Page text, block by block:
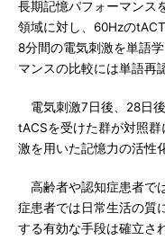
長期記憶パフォーマンス
領域に対し、60Hzの
8分間の電気刺激を単語
マンスの比較には単語再
電気刺激7日後、28日後
tACSを受けた群が対照
激を用いた記憶力の活性
高齢者や認知症患者で
症患者では日常生活の質
する有効な手段は確立さ